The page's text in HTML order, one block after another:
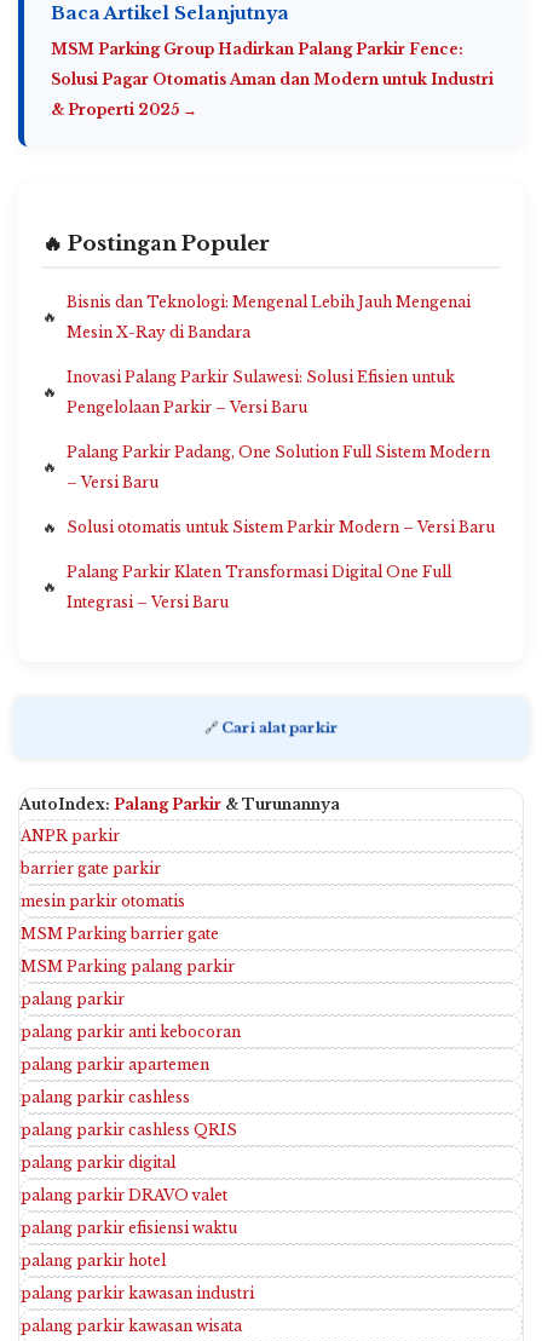
Baca Artikel Selanjutnya
MSM Parking Group Hadirkan Palang Parkir Fence:
Solusi Pagar Otomatis Aman dan Modern untuk Industri
& Properti 2025 →
🔥 Postingan Populer
Bisnis dan Teknologi: Mengenal Lebih Jauh Mengenai
Mesin X-Ray di Bandara
Inovasi Palang Parkir Sulawesi: Solusi Efisien untuk
Pengelolaan Parkir – Versi Baru
Palang Parkir Padang, One Solution Full Sistem Modern
– Versi Baru
Solusi otomatis untuk Sistem Parkir Modern – Versi Baru
Palang Parkir Klaten Transformasi Digital One Full
Integrasi – Versi Baru
🔗 Cari alat parkir
AutoIndex: Palang Parkir & Turunannya
ANPR parkir
barrier gate parkir
mesin parkir otomatis
MSM Parking barrier gate
MSM Parking palang parkir
palang parkir
palang parkir anti kebocoran
palang parkir apartemen
palang parkir cashless
palang parkir cashless QRIS
palang parkir digital
palang parkir DRAVO valet
palang parkir efisiensi waktu
palang parkir hotel
palang parkir kawasan industri
palang parkir kawasan wisata